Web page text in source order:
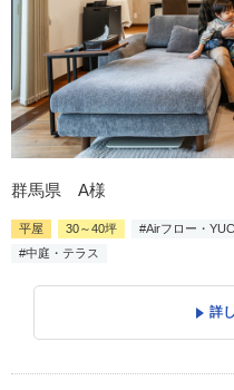
群馬県 A様
平屋 30～40坪 #Airフロー・
#中庭・テラス
詳